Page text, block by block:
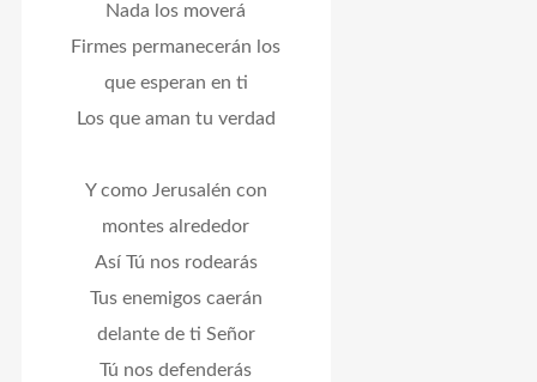
Nada los moverá
Firmes permanecerán los
que esperan en ti
Los que aman tu verdad
Y como Jerusalén con
montes alrededor
Así Tú nos rodearás
Tus enemigos caerán
delante de ti Señor
Tú nos defenderás